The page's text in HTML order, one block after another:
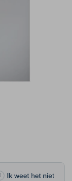
Ik weet het niet